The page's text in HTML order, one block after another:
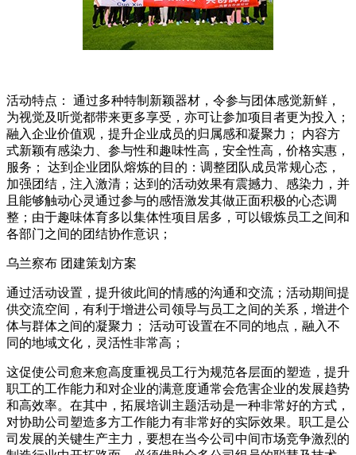
活动特点： 通过多种特制新颖器材，令参与团体感觉新鲜，
为视觉及听觉都带来更多享受，亦可让参加项目者更为投入；
融入企业价值观，提升企业成员的归属感和凝聚力； 内容方
式新颖有感染力、参与性和趣味性高，安全性高，价格实惠，
服务； 达到企业团队熔炼的目的：调整团队成员常规心态，
加强团结，注入激清；达到的活动效果有震撼力、感染力，并
且能够触动心灵通过参与的感悟激发其做正面积极的心态调
整；由于趣味体育多以集体性项目居多，可以锻炼员工之间和
各部门之间的团结协作意识；
乌兰察布 团建策划方案
通过活动设置，提升彼此间的情感的沟通和交流；活动期间提
供交流空间，有利于增进公司领导与员工之间的关系，增进个
体与群体之间的凝聚力； 活动可设置在不同的地点，融入不
同的地域文化，灵活性非常高；
这促使公司愈来愈高度重视员工行为规范各层面的塑造，提升
职工的工作能力和对企业的满意度通常会危害企业的发展趋势
和高效率。在其中，拓展培训主题活动是一种非常好的方式，
对协助公司塑造多方工作能力有非常好的实际效果。职工是公
司发展的关键生产主力，要想在当今公司中间市场竞争激烈的